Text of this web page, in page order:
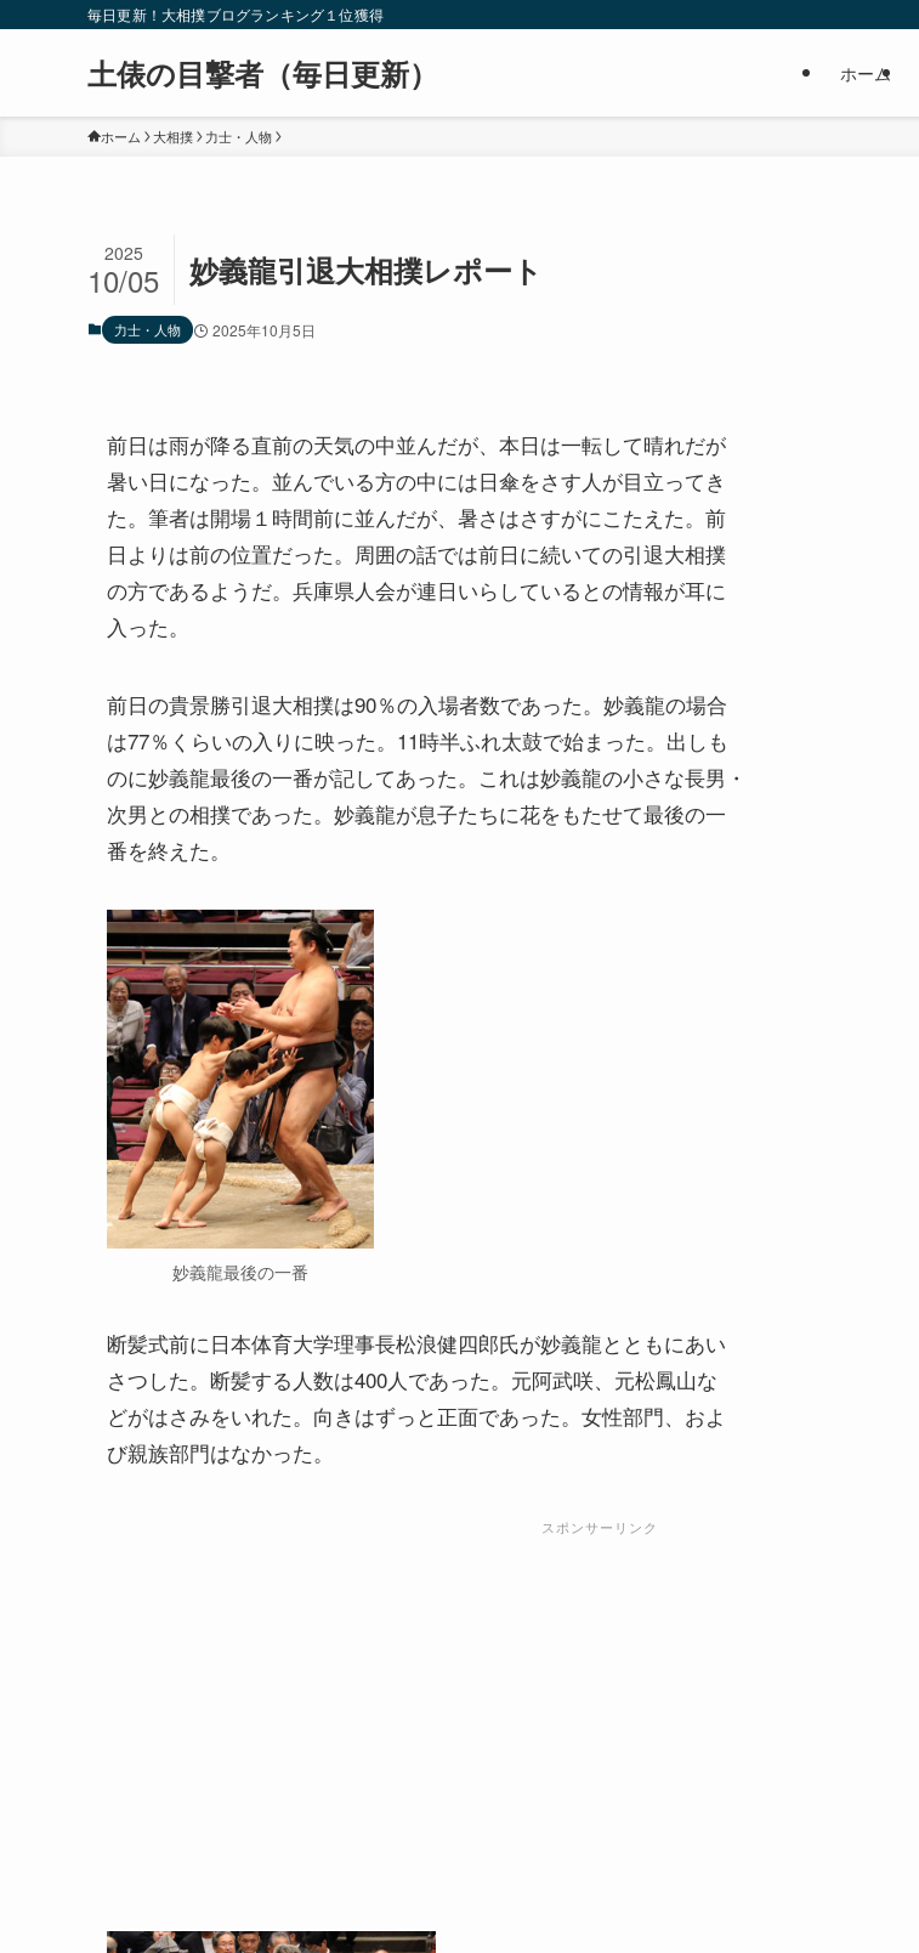
毎日更新！大相撲ブログランキング１位獲得
土俵の目撃者（毎日更新） ホーム
ホーム 大相撲 力士・人物
妙義龍引退大相撲レポート
2025
10/05
力士・人物 2025年10月5日
前日は雨が降る直前の天気の中並んだが、本日は一転して晴れだが
暑い日になった。並んでいる方の中には日傘をさす人が目立ってき
た。筆者は開場１時間前に並んだが、暑さはさすがにこたえた。前
日よりは前の位置だった。周囲の話では前日に続いての引退大相撲
の方であるようだ。兵庫県人会が連日いらしているとの情報が耳に
入った。
前日の貴景勝引退大相撲は90％の入場者数であった。妙義龍の場合
は77％くらいの入りに映った。11時半ふれ太鼓で始まった。出しも
のに妙義龍最後の一番が記してあった。これは妙義龍の小さな長男・
次男との相撲であった。妙義龍が息子たちに花をもたせて最後の一
番を終えた。
妙義龍最後の一番
断髪式前に日本体育大学理事長松浪健四郎氏が妙義龍とともにあい
さつした。断髪する人数は400人であった。元阿武咲、元松鳳山な
どがはさみをいれた。向きはずっと正面であった。女性部門、およ
び親族部門はなかった。
スポンサーリンク